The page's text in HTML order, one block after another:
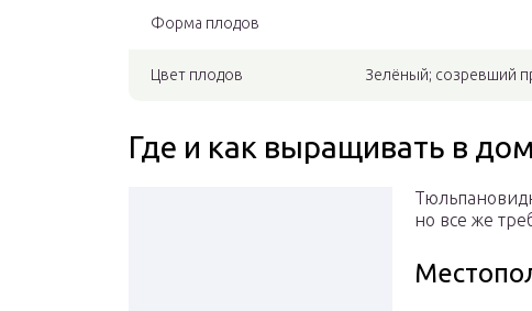
Форма плодов
Цвет плодов Зелёный; созревший
Где и как выращивать в
но все же